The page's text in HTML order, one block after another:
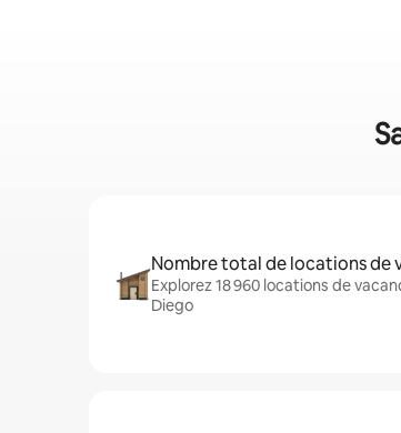
Nombre total de locations de
Explorez 18 960 locations de
Diego